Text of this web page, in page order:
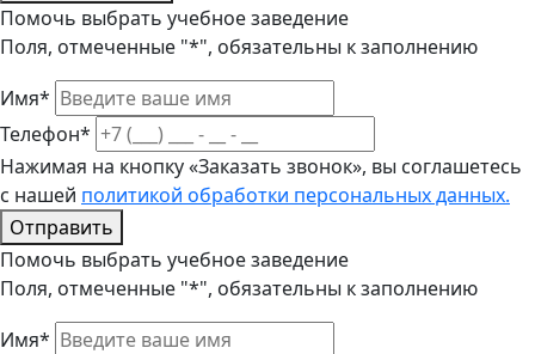
Помочь выбрать учебное заведение
Поля, отмеченные "*", обязательны к заполнению
Имя*
Телефон*
Нажимая на кнопку «Заказать звонок», вы соглашетесь
с нашей политикой обработки персональных данных.
Отправить
Помочь выбрать учебное заведение
Поля, отмеченные "*", обязательны к заполнению
Имя*